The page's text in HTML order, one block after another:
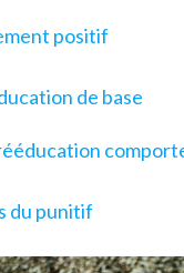
positif
de base
du punitif